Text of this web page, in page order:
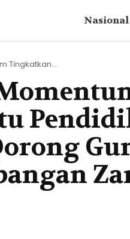
Nasional
Tingkatkan...